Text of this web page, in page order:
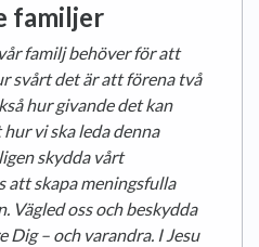
familjer
familj behöver för att
svårt det är att förena två
hur givande det kan
vi ska leda denna
skydda vårt
att skapa meningsfulla
Vägled oss ​​och beskydda
Dig – och varandra. I Jesu